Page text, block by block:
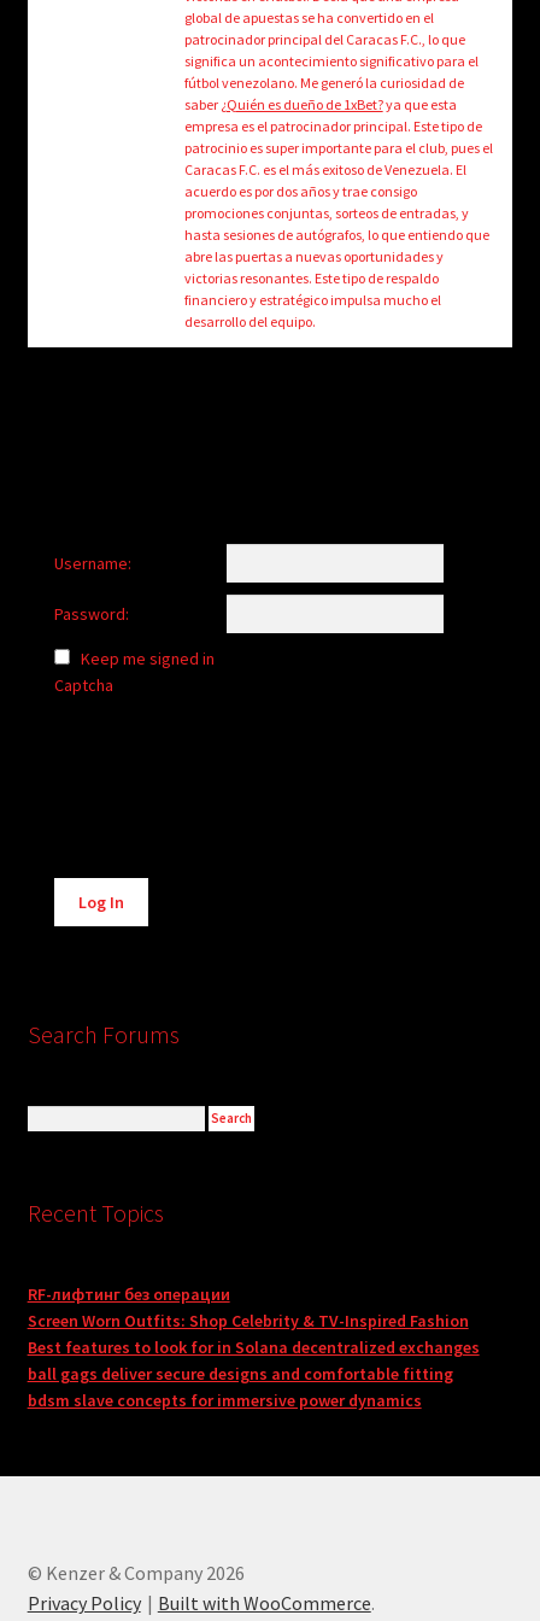
Login/Create Account
global de apuestas se ha convertido en el
patrocinador principal del Caracas F.C., lo que
significa un acontecimiento significativo para el
fútbol venezolano. Me generó la curiosidad de
saber ¿Quién es dueño de 1xBet?ya que esta
empresa es el patrocinador principal. Este tipo de
patrocinio es super importante para el club, pues el
Caracas F.C. es el más exitoso de Venezuela. El
acuerdo es por dos años y trae consigo
promociones conjuntas, sorteos de entradas, y
hasta sesiones de autógrafos, lo que entiendo que
abre las puertas a nuevas oportunidades y
victorias resonantes. Este tipo de respaldo
financiero y estratégico impulsa mucho el
desarrollo del equipo.
Username:
Password:
Keep me signed in
Captcha
Alternative:
Log In
Search Forums
Recent Topics
RF-лифтинг без операции
Screen Worn Outfits: Shop Celebrity & TV-Inspired Fashion
Best features to look for in Solana decentralized exchanges
ball gags deliver secure designs and comfortable fitting
bdsm slave concepts for immersive power dynamics
© Kenzer & Company 2026
Privacy Policy
Built with WooCommerce.